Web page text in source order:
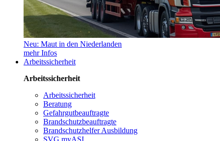
Neu: Maut in den Niederlanden
mehr Infos
Arbeitssicherheit
Arbeitssicherheit
Arbeitssicherheit
Beratung
Gefahrgutbeauftragte
Brandschutzbeauftragte
Brandschutzhelfer Ausbildung
SVG myASI